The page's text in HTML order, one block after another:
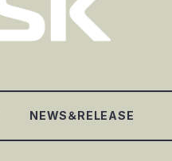
NEWS＆RELEASE